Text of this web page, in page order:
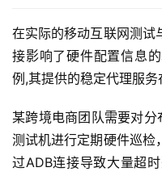
在实际的移动互联网测试
接影响了硬件配置信息
例,其提供的稳定代理服务
某跨境电商团队需要对
测试机进行定期硬件巡检
过ADB连接导致大量超